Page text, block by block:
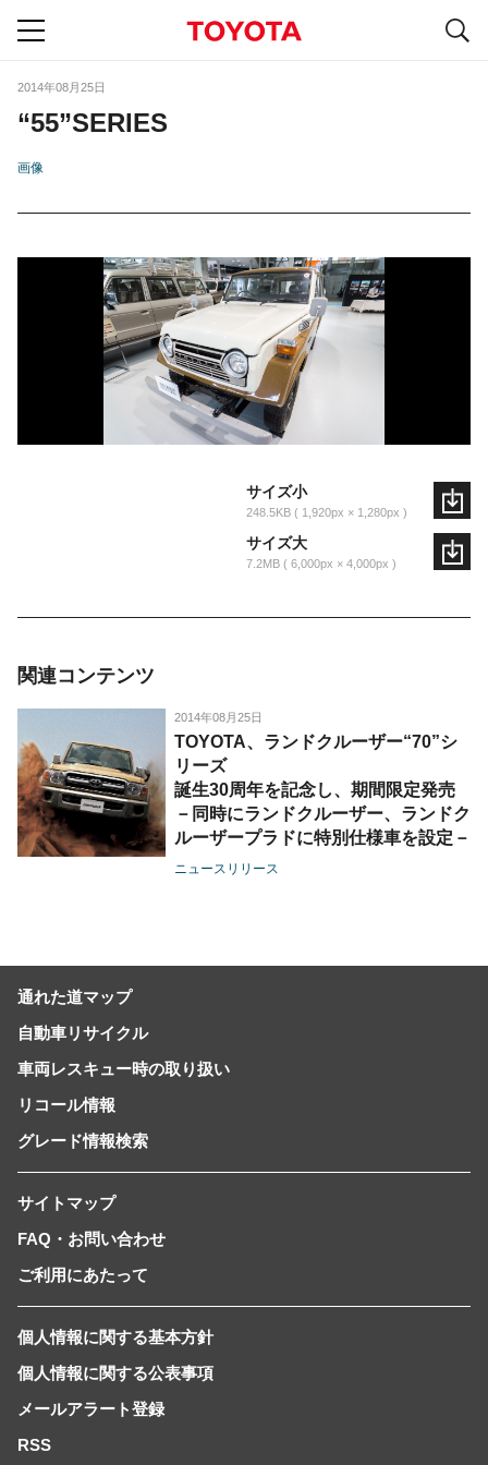
2014年08月25日
“55”SERIES
画像
サイズ小
248.5KB 1,920px × 1,280px
サイズ大
7.2MB 6,000px × 4,000px
関連コンテンツ
2014年08月25日
TOYOTA、ランドクルーザー“70”シ
リーズ
誕生30周年を記念し、期間限定発売
－同時にランドクルーザー、ランドク
ルーザープラドに特別仕様車を設定－
ニュースリリース
通れた道マップ
自動車リサイクル
車両レスキュー時の取り扱い
リコール情報
グレード情報検索
サイトマップ
FAQ・お問い合わせ
ご利用にあたって
個人情報に関する基本方針
個人情報に関する公表事項
メールアラート登録
RSS